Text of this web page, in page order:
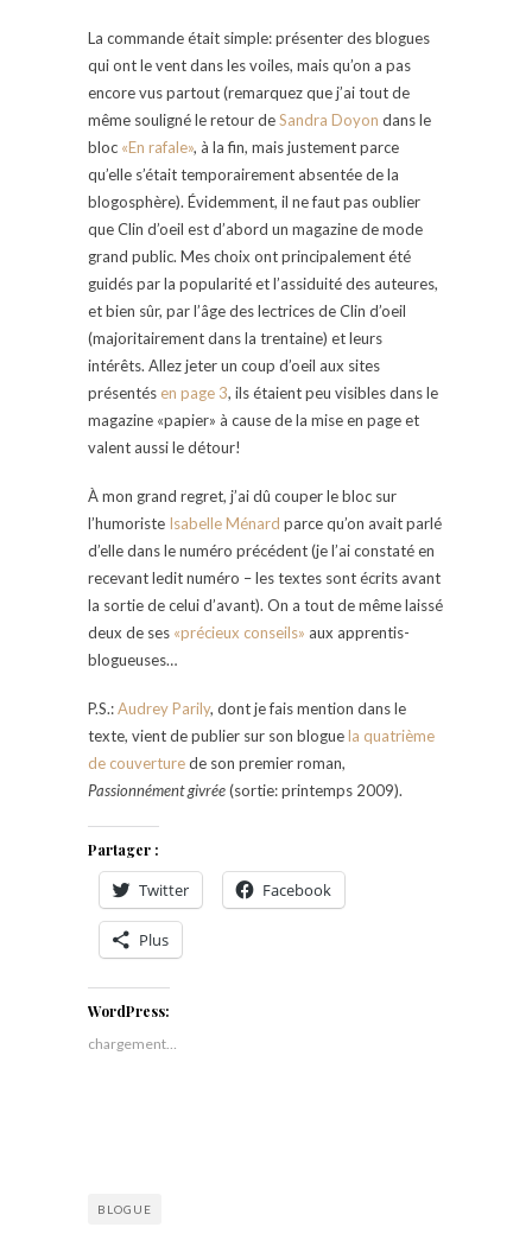
La commande était simple: présenter des blogues
qui ont le vent dans les voiles, mais qu’on a pas
encore vus partout (remarquez que j’ai tout de
même souligné le retour deSandra Doyon dans le
bloc «En rafale», à la fin, mais justement parce
qu’elle s’était temporairement absentée de la
blogosphère). Évidemment, il ne faut pas oublier
que Clin d’oeil est d’abord un magazine de mode
grand public. Mes choix ont principalement été
guidés par la popularité et l’assiduité des auteures,
et bien sûr, par l’âge des lectrices de Clin d’oeil
(majoritairement dans la trentaine) et leurs
intérêts. Allez jeter un coup d’oeil aux sites
présentés en page 3, ils étaient peu visibles dans le
magazine «papier» à cause de la mise en page et
valent aussi le détour!
À mon grand regret, j’ai dû couper le bloc sur
l’humoriste Isabelle Ménard parce qu’on avait parlé
d’elle dans le numéro précédent (je l’ai constaté en
recevant ledit numéro – les textes sont écrits avant
la sortie de celui d’avant). On a tout de même laissé
deux de ses «précieux conseils» aux apprentis-
blogueuses…
P.S.:Audrey Parily, dont je fais mention dans le
texte, vient de publier sur son bloguela quatrième
de couverturede son premier roman,
Passionnément givrée(sortie: printemps 2009).
Partager :
Twitter Facebook
Plus
WordPress:
chargement…
BLOGUE